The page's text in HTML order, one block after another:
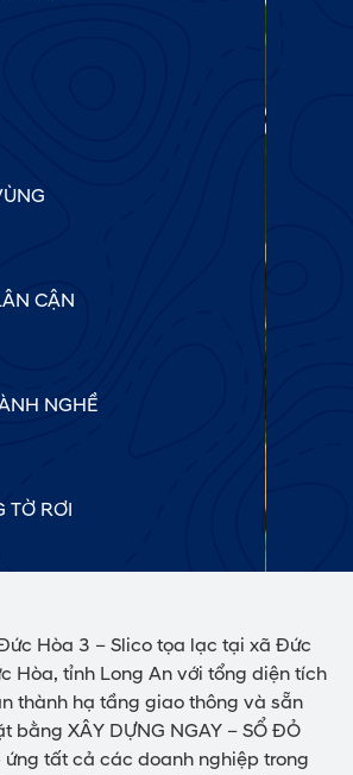
CẬN
NGHỀ
TỜ RƠI
Hòa 3 – Slico tọa lạc tại xã Đức
Hòa, tỉnh Long An với tổng diện tích
thành hạ tầng giao thông và sẵn
bằng XÂY DỰNG NGAY – SỔ ĐỎ
ứng tất cả các doanh nghiệp trong